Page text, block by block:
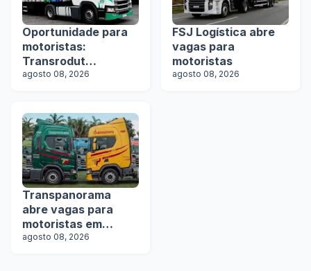
Oportunidade para
motoristas:
Transrodut
Transportes abre
agosto 08, 2026
FSJ Logística abre
vagas para
motoristas
agosto 08, 2026
Transpanorama
abre vagas para
motoristas em
operação com
agosto 08, 2026